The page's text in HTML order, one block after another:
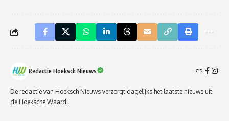
Redactie Hoeksch Nieuws
De redactie van Hoeksch Nieuws verzorgt dagelijks het laatste nieuws uit
de Hoeksche Waard.